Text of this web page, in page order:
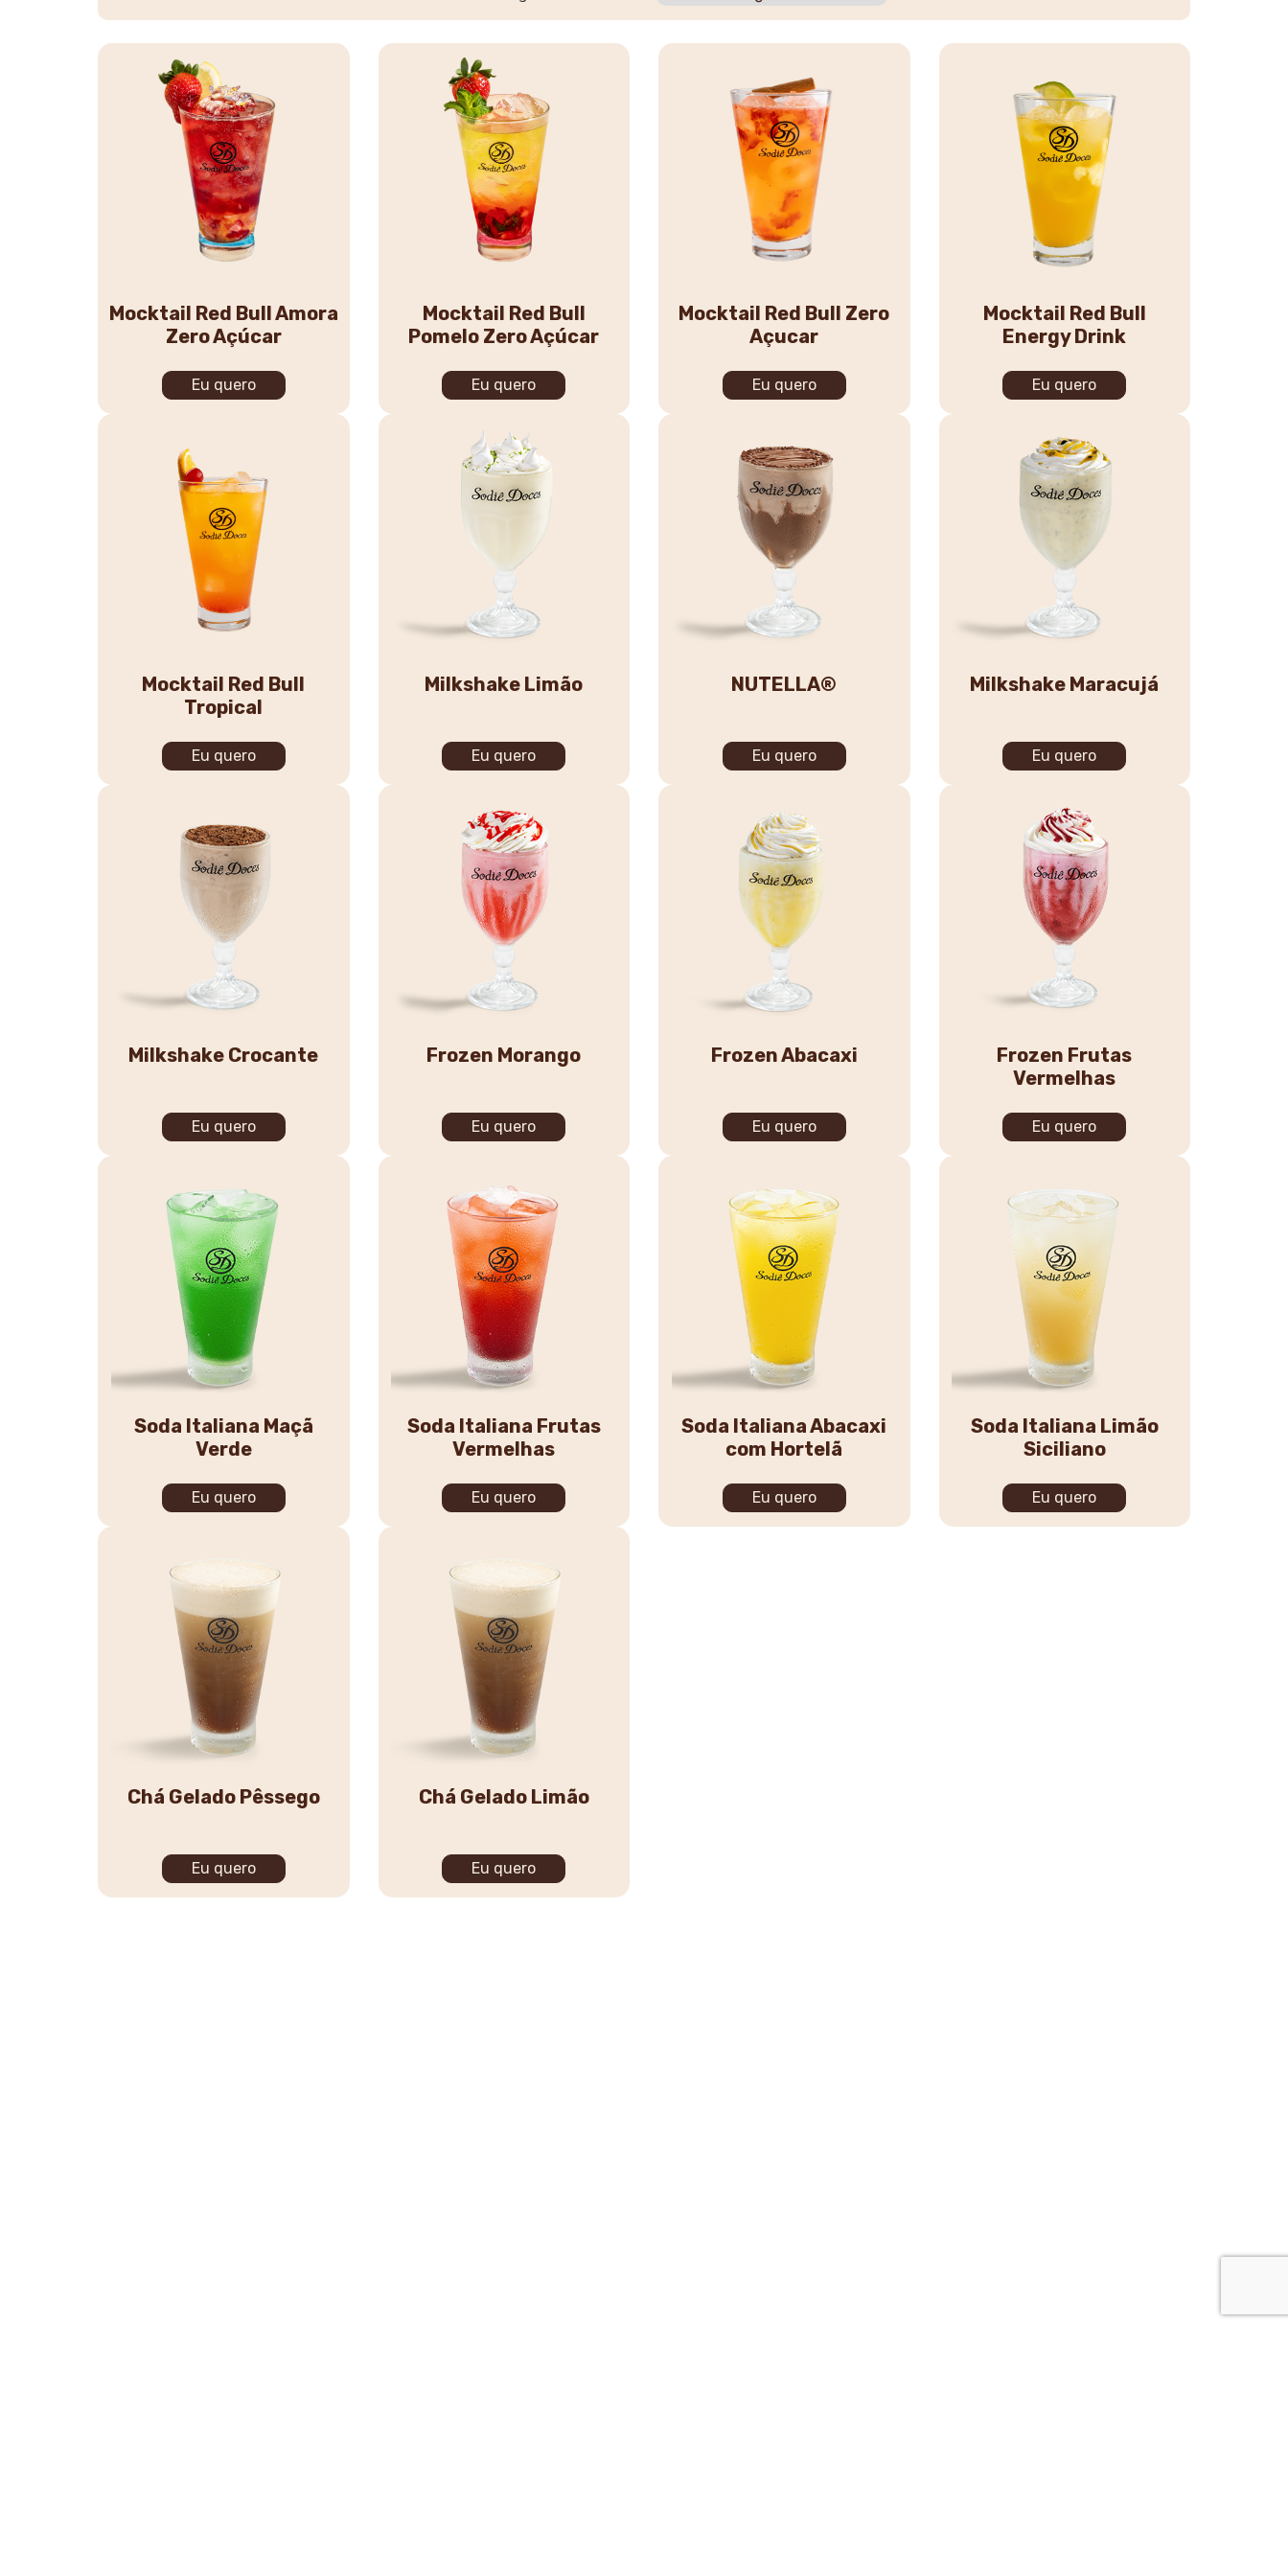
Mocktail Red Bull Amora
Zero Açúcar
Eu quero
Mocktail Red Bull
Pomelo Zero Açúcar
Eu quero
Mocktail Red Bull Zero
Açucar
Eu quero
Mocktail Red Bull
Energy Drink
Eu quero
Mocktail Red Bull
Tropical
Eu quero
Milkshake Limão
Eu quero
NUTELLA®
Eu quero
Milkshake Maracujá
Eu quero
Milkshake Crocante
Eu quero
Frozen Morango
Eu quero
Frozen Abacaxi
Eu quero
Frozen Frutas
Vermelhas
Eu quero
Soda Italiana Maçã
Verde
Eu quero
Soda Italiana Frutas
Vermelhas
Eu quero
Soda Italiana Abacaxi
com Hortelã
Eu quero
Soda Italiana Limão
Siciliano
Eu quero
Chá Gelado Pêssego
Eu quero
Chá Gelado Limão
Eu quero